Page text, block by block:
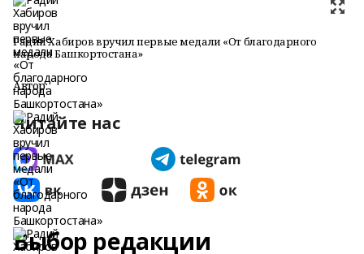
Радий Хабиров вручил первые медали «От благодарного
народа Башкортостана»
Автор:
Читайте нас
Выбор редакции